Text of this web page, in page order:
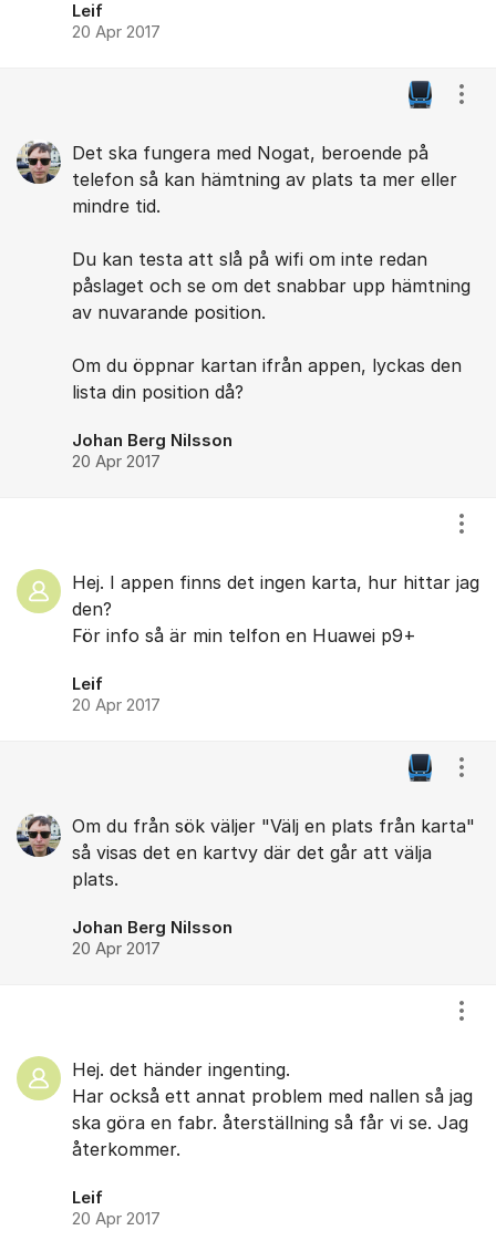
Leif
20 Apr 2017
Det ska fungera med Nogat, beroende på
telefon så kan hämtning av plats ta mer eller
mindre tid.
Du kan testa att slå på wifi om inte redan
påslaget och se om det snabbar upp hämtning
av nuvarande position.
Om du öppnar kartan ifrån appen, lyckas den
lista din position då?
Johan Berg Nilsson
20 Apr 2017
Hej. I appen finns det ingen karta, hur hittar jag
den?
För info så är min telfon en Huawei p9+
Leif
20 Apr 2017
Om du från sök väljer "Välj en plats från karta"
så visas det en kartvy där det går att välja
plats.
Johan Berg Nilsson
20 Apr 2017
Hej. det händer ingenting.
Har också ett annat problem med nallen så jag
ska göra en fabr. återställning så får vi se. Jag
återkommer.
Leif
20 Apr 2017